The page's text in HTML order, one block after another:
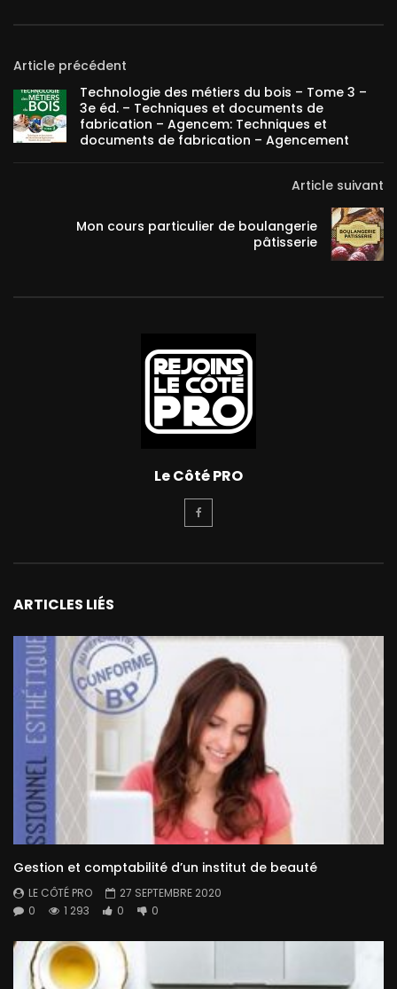
Article précédent
Technologie des métiers du bois – Tome 3 –
3e éd. – Techniques et documents de
fabrication – Agencem: Techniques et
documents de fabrication – Agencement
Article suivant
Mon cours particulier de boulangerie
pâtisserie
Le Côté PRO
ARTICLES LIÉS
Gestion et comptabilité d’un institut de beauté
LE CÔTÉ PRO
27 SEPTEMBRE 2020
0
1 293 0 0